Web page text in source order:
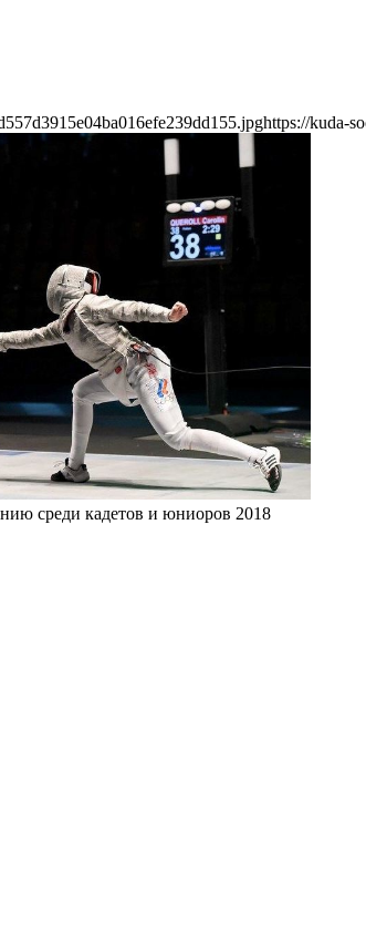
https://kuda-
среди кадетов и юниоров 2018